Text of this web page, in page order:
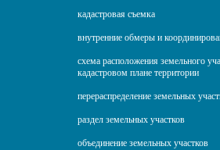
кадастровая съемка
внутренние обмеры и
схема расположения земельного
кадастровом плане территории
перераспределение земельных
раздел земельных участков
объединение земельных участков